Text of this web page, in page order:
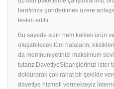
tarafınıza gönderilmek üzere
teslim edilir.
Bu sayede sizin hem kaliteli ürün
oluşabilecek tüm hataların,
da memnuniyetinizi maksimum
tutarız.DavetiyeSiparişlerinizi ister
doldurarak çok rahat bir şekilde
davetiye hizmeti vermekteyiz